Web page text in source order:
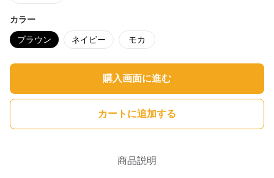
カラー
ブラウン ネイビー モカ
購入画面に進む
カートに追加する
商品説明